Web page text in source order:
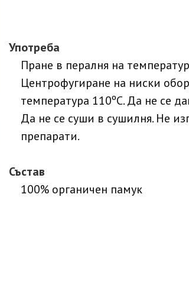
Употреба
Пране в пералня на
Центрофугиране на ниски
температура 110ºC. Да не се
Да не се суши в сушилня. Не
препарати.
Състав
100% органичен памук